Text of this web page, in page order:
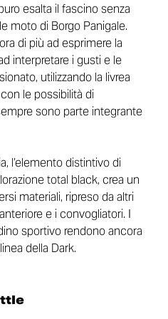
esalta il fascino senza
moto di Borgo Panigale.
di più ad esprimere la
interpretare i gusti e le
utilizzando la livrea
le possibilità di
sono parte integrante
l’elemento distintivo di
total black, crea un
materiali, ripreso da altri
e i convogliatori. I
sportivo rendono ancora
della Dark.